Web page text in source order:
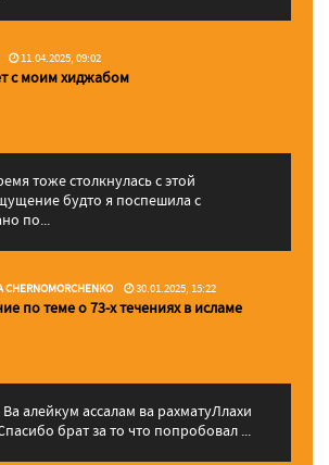
11.04.2025, 09:02
с моим хиджабом
тоже столкнулась с этой
будто я поспешила с
по...
CHERNOMORCHENKO 30.01.2025, 15:22
по теме о 73-х течениях в исламе
брат за то что попробовал ...